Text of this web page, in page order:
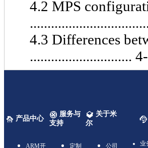
4.2 MPS
4.3 Differences
.............................
产品中心
服务与
支持
关于米
尔
ARM开 定制 公司 业